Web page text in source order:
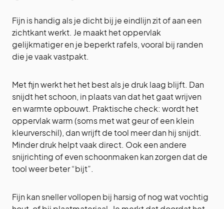
Fijn is handig als je dicht bij je eindlijn zit of aan een
zichtkant werkt. Je maakt het oppervlak
gelijkmatiger en je beperkt rafels, vooral bij randen
die je vaak vastpakt.
Met fijn werkt het het best als je druk laag blijft. Dan
snijdt het schoon, in plaats van dat het gaat wrijven
en warmte opbouwt. Praktische check: wordt het
oppervlak warm (soms met wat geur of een klein
kleurverschil), dan wrijft de tool meer dan hij snijdt.
Minder druk helpt vaak direct. Ook een andere
snijrichting of even schoonmaken kan zorgen dat de
tool weer beter “bijt”.
Fijn kan sneller vollopen bij harsig of nog wat vochtig